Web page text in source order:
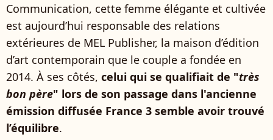
Communication, cette femme élégante et cultivée
est aujourd’hui responsable des relations
extérieures de MEL Publisher, la maison d’édition
d’art contemporain que le couple a fondée en
2014. À ses côtés, celui qui se qualifiait de "très
bon père" lors de son passage dans l'ancienne
émission diffusée France 3 semble avoir trouvé
l’équilibre.